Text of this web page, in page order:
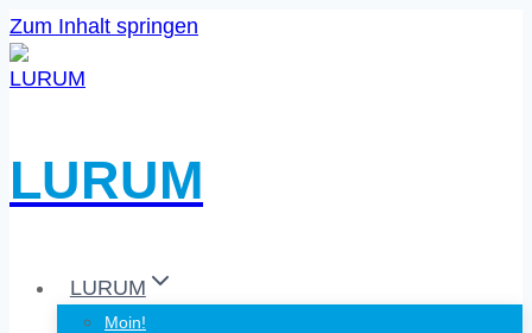
Zum Inhalt springen
LURUM
LURUM
Moin!